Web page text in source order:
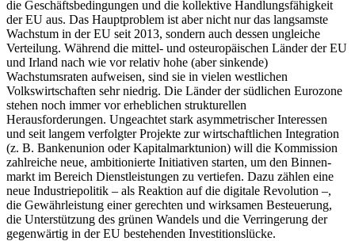
die Geschäftsbedingungen und die kollektive Handlungsfähigkeit
der EU aus. Das Hauptproblem ist aber nicht nur das langsamste
Wachstum in der EU seit 2013, sondern auch dessen ungleiche
Verteilung. Während die mittel- und osteuropäischen Länder der EU
und Irland nach wie vor rela­tiv hohe (aber sinkende)
Wachstumsraten aufweisen, sind sie in vielen westlichen
Volkswirtschaften sehr niedrig. Die Länder der südlichen Eurozone
stehen noch immer vor erheblichen strukturellen
Herausforderungen. Ungeachtet stark asymmetrischer Interessen
und seit langem verfolgter Pro­jekte zur wirtschaftlichen Integration
(z. B. Bankenunion oder Kapitalmarktunion) will die Kommission
zahlreiche neue, ambitionierte Initiativen starten, um den Binnen­
markt im Bereich Dienstleistungen zu ver­tiefen. Dazu zählen eine
neue Industrie­politik – als Reaktion auf die digitale Revo­lu­tion –,
die Gewährleistung einer gerech­ten und wirksamen Besteuerung,
die Unter­stützung des grünen Wandels und die Ver­ringerung der
gegenwärtig in der EU beste­henden Investitionslücke.